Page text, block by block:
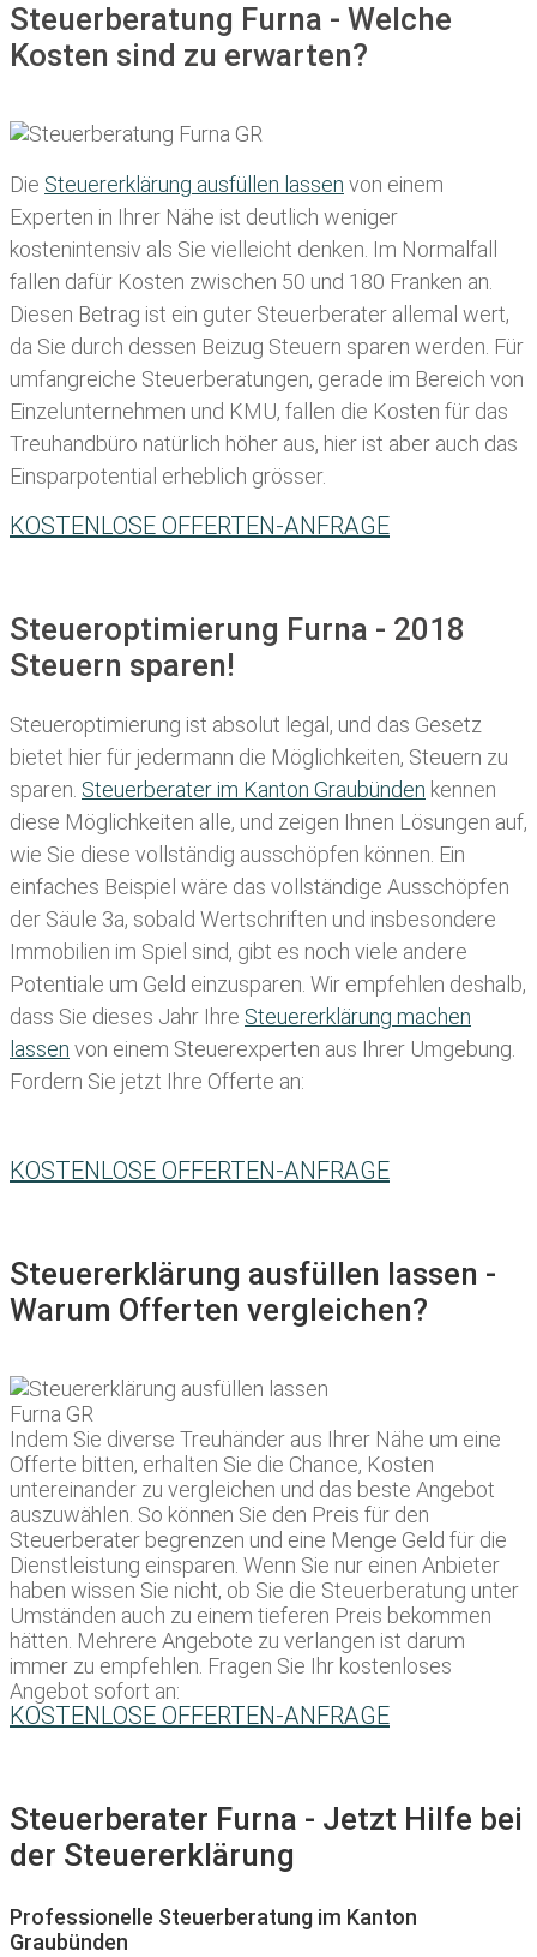
Steuerberatung Furna - Welche
Kosten sind zu erwarten?
Die Steuererklärung ausfüllen lassen von einem
Experten in Ihrer Nähe ist deutlich weniger
kostenintensiv als Sie vielleicht denken. Im Normalfall
fallen dafür Kosten zwischen 50 und 180 Franken an.
Diesen Betrag ist ein guter Steuerberater allemal wert,
da Sie durch dessen Beizug Steuern sparen werden. Für
umfangreiche Steuerberatungen, gerade im Bereich von
Einzelunternehmen und KMU, fallen die Kosten für das
Treuhandbüro natürlich höher aus, hier ist aber auch das
Einsparpotential erheblich grösser.
KOSTENLOSE OFFERTEN-ANFRAGE
Steueroptimierung Furna - 2018
Steuern sparen!
Steueroptimierung ist absolut legal, und das Gesetz
bietet hier für jedermann die Möglichkeiten, Steuern zu
sparen. Steuerberater im K anton Graubünden kennen
diese Möglichkeiten alle, und zeigen Ihnen Lösungen auf,
wie Sie diese vollständig ausschöpfen können. Ein
einfaches Beispiel wäre das vollständige Ausschöpfen
der Säule 3a, sobald Wertschriften und insbesondere
Immobilien im Spiel sind, gibt es noch viele andere
Potentiale um Geld einzusparen. Wir empfehlen deshalb,
dass Sie dieses Jahr Ihre Steuererklärung machen
lassen von einem Steuerexperten aus Ihrer Umgebung.
Fordern Sie jetzt Ihre Offerte an:
KOSTENLOSE OFFERTEN-ANFRAGE
Steuererklärung ausfüllen lassen -
Warum Offerten vergleichen?
Indem Sie diverse Treuhänder aus Ihrer Nähe um eine
Offerte bitten, erhalten Sie die Chance, Kosten
untereinander zu vergleichen und das beste Angebot
auszuwählen. So können Sie den Preis für den
Steuerberater begrenzen und eine Menge Geld für die
Dienstleistung einsparen. Wenn Sie nur einen Anbieter
haben wissen Sie nicht, ob Sie die Steuerberatung unter
Umständen auch zu einem tieferen Preis bekommen
hätten. Mehrere Angebote zu verlangen ist darum
immer zu empfehlen. Fragen Sie Ihr kostenloses
Angebot sofort an:
KOSTENLOSE OFFERTEN-ANFRAGE
Steuerberater Furna - Jetzt Hilfe bei
der Steuererklärung
Professionelle Steuerberatung im Kanton
Graubünden